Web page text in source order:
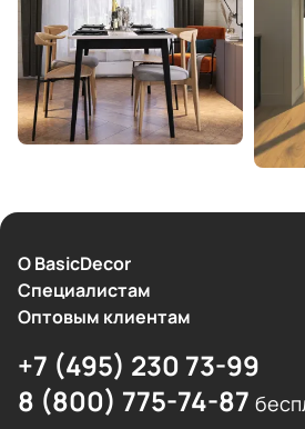
О BasicDecor
Cпециалистам
Оптовым клиентам
+7 (495) 230 73-99
8 (800) 775-74-87